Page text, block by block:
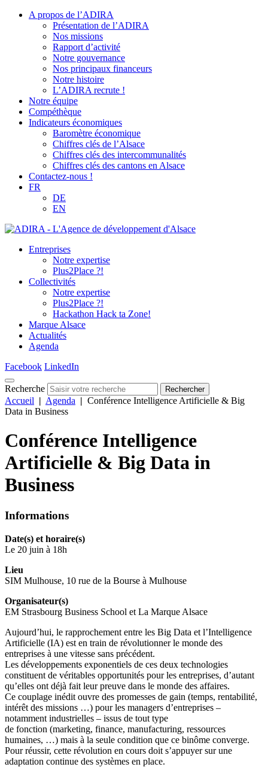
A propos de l’ADIRA
Présentation de l’ADIRA
Nos missions
Rapport d’activité
Notre gouvernance
Nos principaux financeurs
Notre histoire
L’ADIRA recrute !
Notre équipe
Compéthèque
Indicateurs économiques
Baromètre économique
Chiffres clés de l’Alsace
Chiffres clés des intercommunalités
Chiffres clés des cantons en Alsace
Contactez-nous !
FR
DE
EN
Entreprises
Notre expertise
Plus2Place ?!
Collectivités
Notre expertise
Plus2Place ?!
Hackathon Hack ta Zone!
Marque Alsace
Actualités
Agenda
Facebook LinkedIn
Recherche Rechercher
Accueil | Agenda | Conférence Intelligence Artificielle & Big
Data in Business
Conférence Intelligence
Artificielle & Big Data in
Business
Informations
Date(s) et horaire(s)
Le 20 juin à 18h
Lieu
SIM Mulhouse, 10 rue de la Bourse à Mulhouse
Organisateur(s)
EM Strasbourg Business School et La Marque Alsace
Aujourd’hui, le rapprochement entre les Big Data et l’Intelligence
Artificielle (IA) est en train de révolutionner le monde des
entreprises à une vitesse sans précédent.
Les développements exponentiels de ces deux technologies
constituent de véritables opportunités pour les entreprises, d’autant
qu’elles ont déjà fait leur preuve dans le monde des affaires.
Ce couplage inédit ouvre des promesses de gain (temps, rentabilité,
intérêt des missions …) pour les managers d’entreprises –
notamment industrielles – issus de tout type
de fonction (marketing, finance, manufacturing, ressources
humaines, …) mais à la seule condition que ce binôme converge.
Pour réussir, cette révolution en cours doit s’appuyer sur une
adaptation continue des systèmes en place.